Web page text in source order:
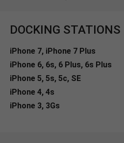
DOCKING STATIONS
iPhone 7, iPhone 7 Plus
iPhone 6, 6s, 6 Plus, 6s Plus
iPhone 5, 5s, 5c, SE
iPhone 4, 4s
iPhone 3, 3Gs